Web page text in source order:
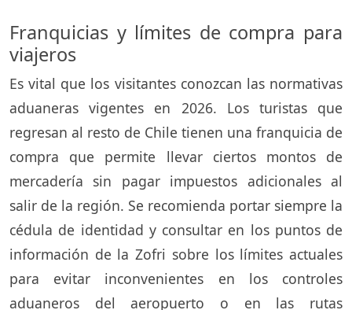
Franquicias y límites de compra para
viajeros
Es vital que los visitantes conozcan las normativas
aduaneras vigentes en 2026. Los turistas que
regresan al resto de Chile tienen una franquicia de
compra que permite llevar ciertos montos de
mercadería sin pagar impuestos adicionales al
salir de la región. Se recomienda portar siempre la
cédula de identidad y consultar en los puntos de
información de la Zofri sobre los límites actuales
para evitar inconvenientes en los controles
aduaneros del aeropuerto o en las rutas